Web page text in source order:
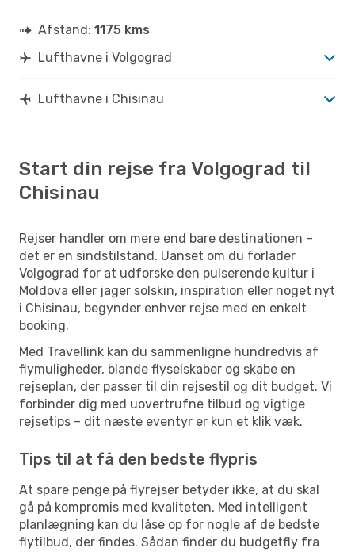
Afstand: 1175 kms
Lufthavne i Volgograd
Lufthavne i Chisinau
Start din rejse fra Volgograd til
Chisinau
Rejser handler om mere end bare destinationen –
det er en sindstilstand. Uanset om du forlader
Volgograd for at udforske den pulserende kultur i
Moldova eller jager solskin, inspiration eller noget nyt
i Chisinau, begynder enhver rejse med en enkelt
booking.
Med Travellink kan du sammenligne hundredvis af
flymuligheder, blande flyselskaber og skabe en
rejseplan, der passer til din rejsestil og dit budget. Vi
forbinder dig med uovertrufne tilbud og vigtige
rejsetips – dit næste eventyr er kun et klik væk.
Tips til at få den bedste flypris
At spare penge på flyrejser betyder ikke, at du skal
gå på kompromis med kvaliteten. Med intelligent
planlægning kan du låse op for nogle af de bedste
flytilbud, der findes. Sådan finder du budgetfly fra